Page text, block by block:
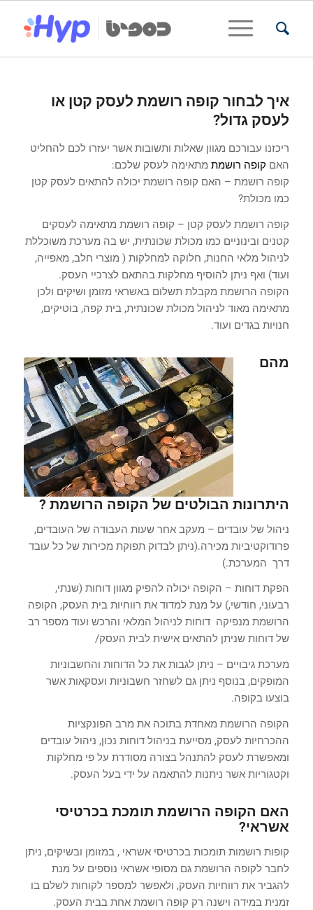
איך לבחור קופה רושמת לעסק קטן או
לעסק גדול?
ריכזנו עבורכם מגוון שאלות ותשובות אשר יעזרו לכם להחליט
האם קופה רושמתמתאימה לעסק שלכם:
קופה רושמת – האם קופה רושמת יכולה להתאים לעסק קטן
כמו מכולת?
קופה רושמת לעסק קטן – קופה רושמת מתאימה לעסקים
קטנים ובינוניים כמו מכולת שכונתית, יש בה מערכת משוכללת
לניהול מלאי החנות, חלוקה למחלקות ( מוצרי חלב, מאפייה,
ועוד) ואף ניתן להוסיף מחלקות בהתאם לצרכיי העסק.
הקופה הרושמת מקבלת תשלום באשראי מזומן ושיקים ולכן
מתאימה מאוד לניהול מכולת שכונתית, בית קפה, בוטיקים,
חנויות בגדים ועוד.
מהם
היתרונות הבולטים של הקופה הרושמת ?
ניהול של עובדים – מעקב אחר שעות העבודה של העובדים,
פרודוקטיביות מכירה.(ניתן לבדוק תפוקת מכירות של כל עובד
דרך המערכת.)
הפקת דוחות – הקופה יכולה להפיק מגוון דוחות (שנתי,
רבעוני, חודשי,) על מנת למדוד את רווחיות בית העסק, הקופה
הרושמת מנפיקה דוחות לניהול המלאי והרכש ועוד מספר רב
של דוחות שניתן להתאים אישית לבית העסק/
מערכת גיבויים – ניתן לגבות את כל הדוחות והחשבוניות
המופקים, בנוסף ניתן גם לשחזר חשבוניות ועסקאות אשר
בוצעו בקופה.
הקופה הרושמת מאחדת בתוכה את מרב הפונקציות
ההכרחיות לעסק, מסייעת בניהול דוחות נכון, ניהול עובדים
ומאפשרת לעסק להתנהל בצורה מסודרת על פי מחלקות
וקטגוריות אשר ניתנות להתאמה על ידי בעל העסק.
האם הקופה הרושמת תומכת בכרטיסי
אשראי?
קופות רושמות תומכות בכרטיסי אשראי , במזומן ובשיקים, ניתן
לחבר לקופה הרושמת גם מסופי אשראי נוספים על מנת
להגביר את רווחיות העסק, ולאפשר למספר לקוחות לשלם בו
זמנית במידה וישנה רק קופה רושמת אחת בבית העסק.